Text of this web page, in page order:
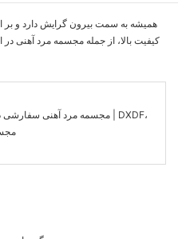
کیفیت بالا، از جمله مجسمه مرد آهنی